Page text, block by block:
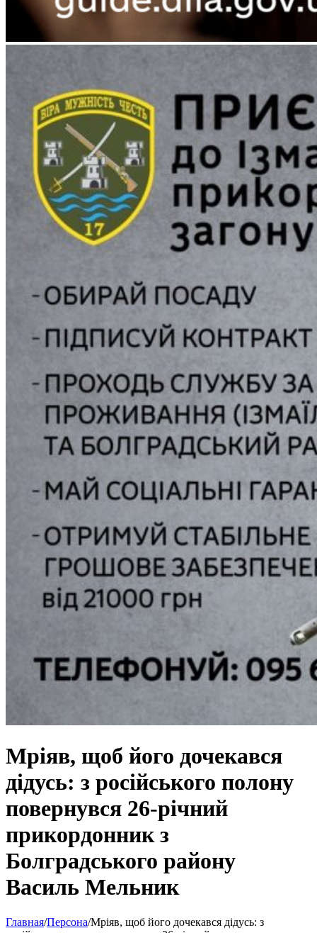
Мріяв, щоб його дочекався
дідусь: з російського полону
повернувся 26-річний
прикордонник з
Болградського району
Василь Мельник
Главная/Персона/Мріяв, щоб його дочекався дідусь: з